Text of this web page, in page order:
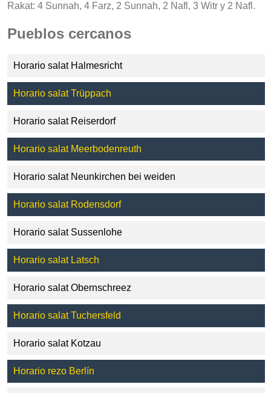
Rakat: 4 Sunnah, 4 Farz, 2 Sunnah, 2 Nafl, 3 Witr y 2 Nafl.
Pueblos cercanos
Horario salat Halmesricht
Horario salat Trüppach
Horario salat Reiserdorf
Horario salat Meerbodenreuth
Horario salat Neunkirchen bei weiden
Horario salat Rodensdorf
Horario salat Sussenlohe
Horario salat Latsch
Horario salat Obernschreez
Horario salat Tuchersfeld
Horario salat Kotzau
Horario rezo Berlín